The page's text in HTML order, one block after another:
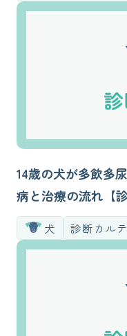
14歳の犬が多飲多
病と治療の流れ【
犬 診断カルテ